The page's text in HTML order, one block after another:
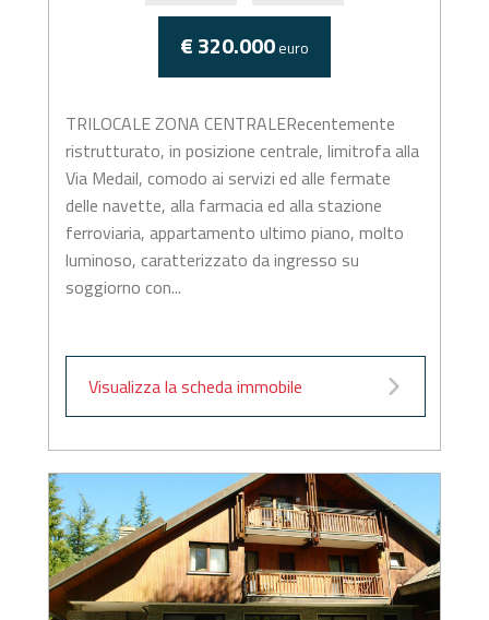
€ 320.000euro
TRILOCALE ZONA CENTRALERecentemente
ristrutturato, in posizione centrale, limitrofa alla
Via Medail, comodo ai servizi ed alle fermate
delle navette, alla farmacia ed alla stazione
ferroviaria, appartamento ultimo piano, molto
luminoso, caratterizzato da ingresso su
soggiorno con...
Visualizza la scheda immobile